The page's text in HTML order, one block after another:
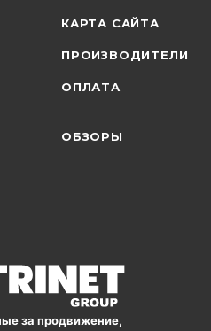
КАРТА САЙТА
ПРОИЗВОДИТЕЛИ
ОПЛАТА
ОБЗОРЫ
за продвижение,